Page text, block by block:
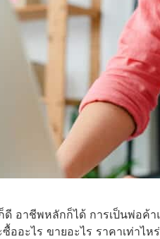
อาชีพหลักก็ได้ การเป็นพ่อค้
ซื้ออะไร ขายอะไร ราคาเท่